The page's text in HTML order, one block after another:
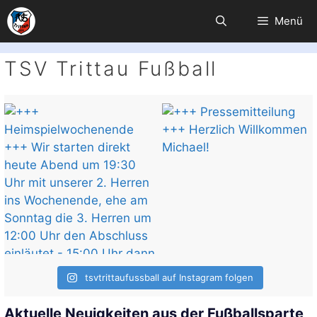
Zum
Inhalt
springen
Menü
TSV Trittau Fußball
tsvtrittaufussball auf Instagram folgen
Aktuelle Neuigkeiten aus der Fußballsparte